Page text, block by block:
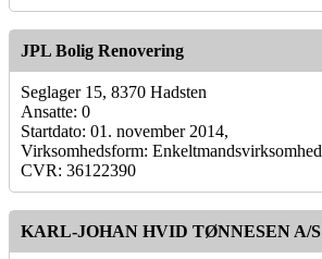
JPL Bolig Renovering
Seglager 15, 8370 Hadsten
Ansatte: 0
Startdato: 01. november 2014,
Virksomhedsform: Enkeltmandsvirksomhed
CVR: 36122390
KARL-JOHAN HVID TØNNESEN A/S